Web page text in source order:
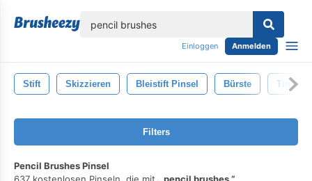
Einloggen Anmelden
Stift Skizzieren Bleistift Pinsel Bürste Tinte
Filters
Pencil Brushes Pinsel